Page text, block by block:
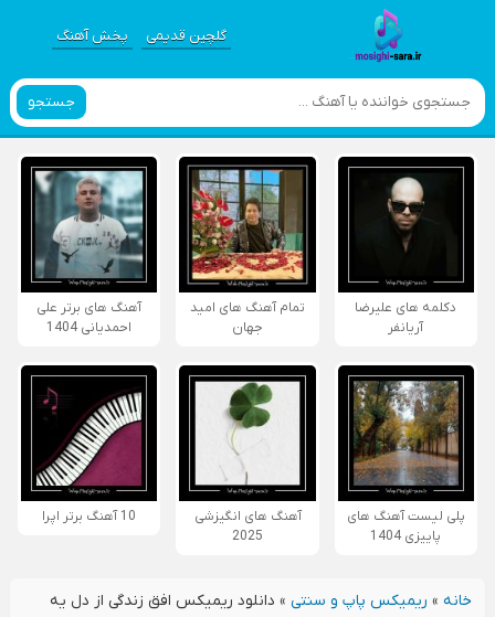
گلچین قدیمی پخش آهنگ
جستجو
دکلمه های علیرضا
آریانفر
تمام آهنگ های امید
جهان
آهنگ های برتر علی
احمدیانی 1404
پلی لیست آهنگ های
پاییزی 1404
آهنگ های انگیزشی
2025
10 آهنگ برتر اپرا
خانه» ریمیکس پاپ و سنتی» دانلود ریمیکس افق زندگی از دل یه